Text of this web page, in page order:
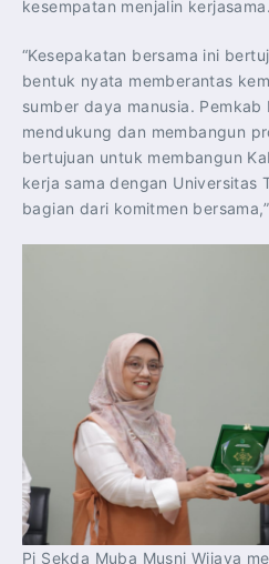
kesempatan menjalin kerjasama.
“Kesepakatan bersama ini
bentuk nyata memberantas
sumber daya manusia.
mendukung dan membangun
bertujuan untuk membangun
kerja sama dengan Universitas
bagian dari komitmen
Pj Sekda Muba Musni Wijaya